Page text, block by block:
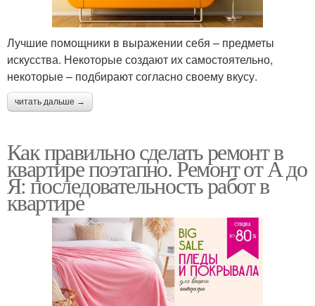
Лучшие помощники в выражении себя – предметы
искусства. Некоторые создают их самостоятельно,
некоторые – подбирают согласно своему вкусу.
читать дальше →
Как правильно сделать ремонт в
квартире поэтапно. Ремонт от А до
Я: последовательность работ в
квартире